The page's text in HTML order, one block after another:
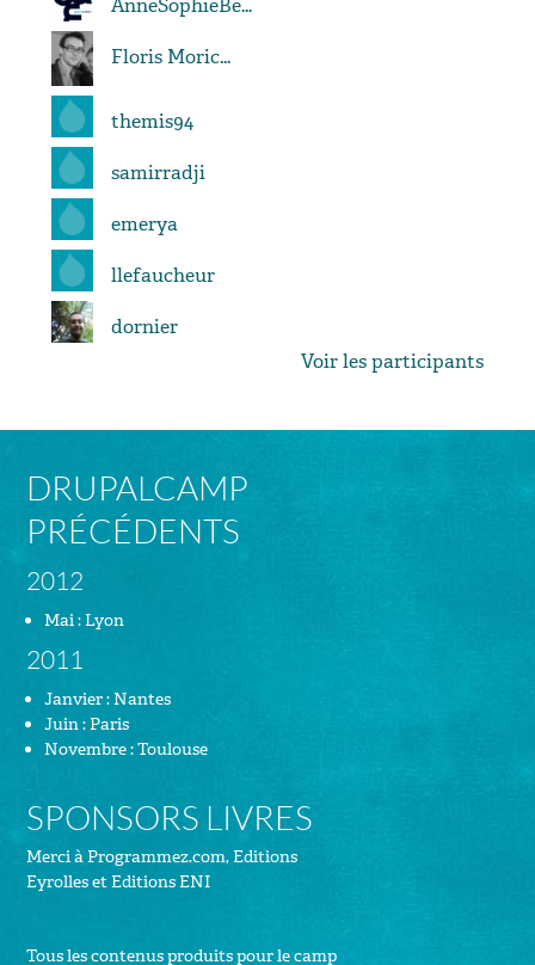
AnneSophieBe...
Floris Moric...
themis94
samirradji
emerya
llefaucheur
dornier
Voir les participants
DRUPALCAMP
PRÉCÉDENTS
2012
Mai : Lyon
2011
Janvier : Nantes
Juin : Paris
Novembre : Toulouse
SPONSORS LIVRES
Merci àProgrammez.com,Editions
EyrollesetEditions ENI
Tous les contenus produits pour le camp